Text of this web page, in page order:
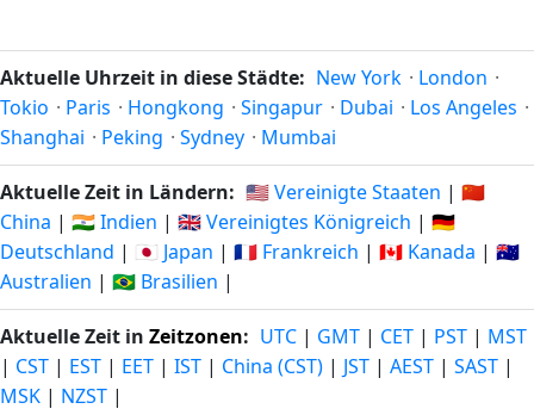
229
tage vor
229
tage in
230
22.12.25
230
231
tage vor
21.12.25
231
tage in
28.03.27
232
20.12.25 29.03.27
233
tage vor
19.12.25
233
30.03.27
Aktuelle Uhrzeit in diese Städte: New York · London ·
Tokio · Paris · Hongkong · Singapur · Dubai · Los Angeles ·
Shanghai · Peking · Sydney · Mumbai
Aktuelle Zeit in Ländern: 🇺🇸 Vereinigte Staaten | 🇨🇳
China | 🇮🇳 Indien | 🇬🇧 Vereinigtes Königreich | 🇩🇪
Deutschland | 🇯🇵 Japan | 🇫🇷 Frankreich | 🇨🇦 Kanada | 🇦🇺
Australien | 🇧🇷 Brasilien |
Aktuelle Zeit in Zeitzonen: UTC | GMT | CET | PST | MST
| CST | EST | EET | IST | China (CST) | JST | AEST | SAST |
MSK | NZST |